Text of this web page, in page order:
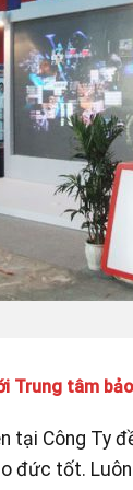
Trung tâm
tại Công Ty
đức tốt.